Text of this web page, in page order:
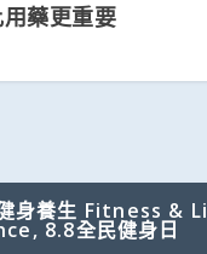
藥更重要
身養生 Fitness &
8.8全民健身日